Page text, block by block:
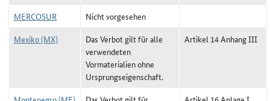
MERCOSUR
Nicht vorgesehen
Mexiko (MX)
Das Verbot gilt für alle
verwendeten
Vormaterialien ohne
Ursprungseigenschaft.
Artikel 14 Anhang III